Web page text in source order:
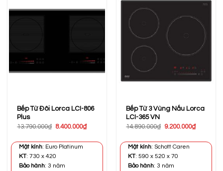
Bếp Từ Đôi Lorca LCI-806
Plus
13.790.000₫ Giá
13.790.000₫.
8.400.000₫Giá
Mặt kính: Euro Platinum
KT: 730 x 420
Bảo hành: 3 năm
Bếp Từ 3 Vùng Nấu Lorca
LCI-365 VN
14.890.000₫ Giá
14.890.000₫.
9.200.000₫Giá
Mặt kính: Schott Caren
KT: 590 x 520 x 70
Bảo hành: 3 năm